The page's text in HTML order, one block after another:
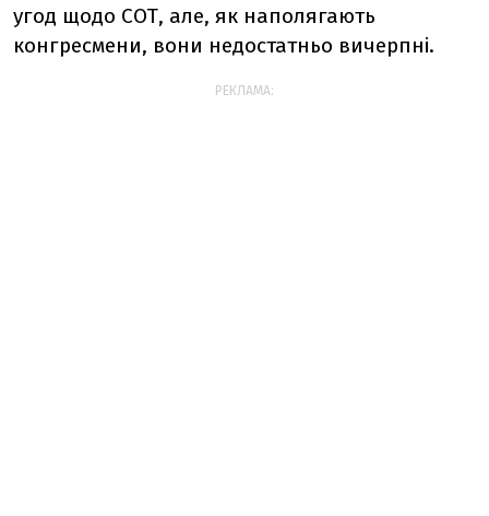
угод щодо СОТ, але, як наполягають
конгресмени, вони недостатньо вичерпні.
РЕКЛАМА: